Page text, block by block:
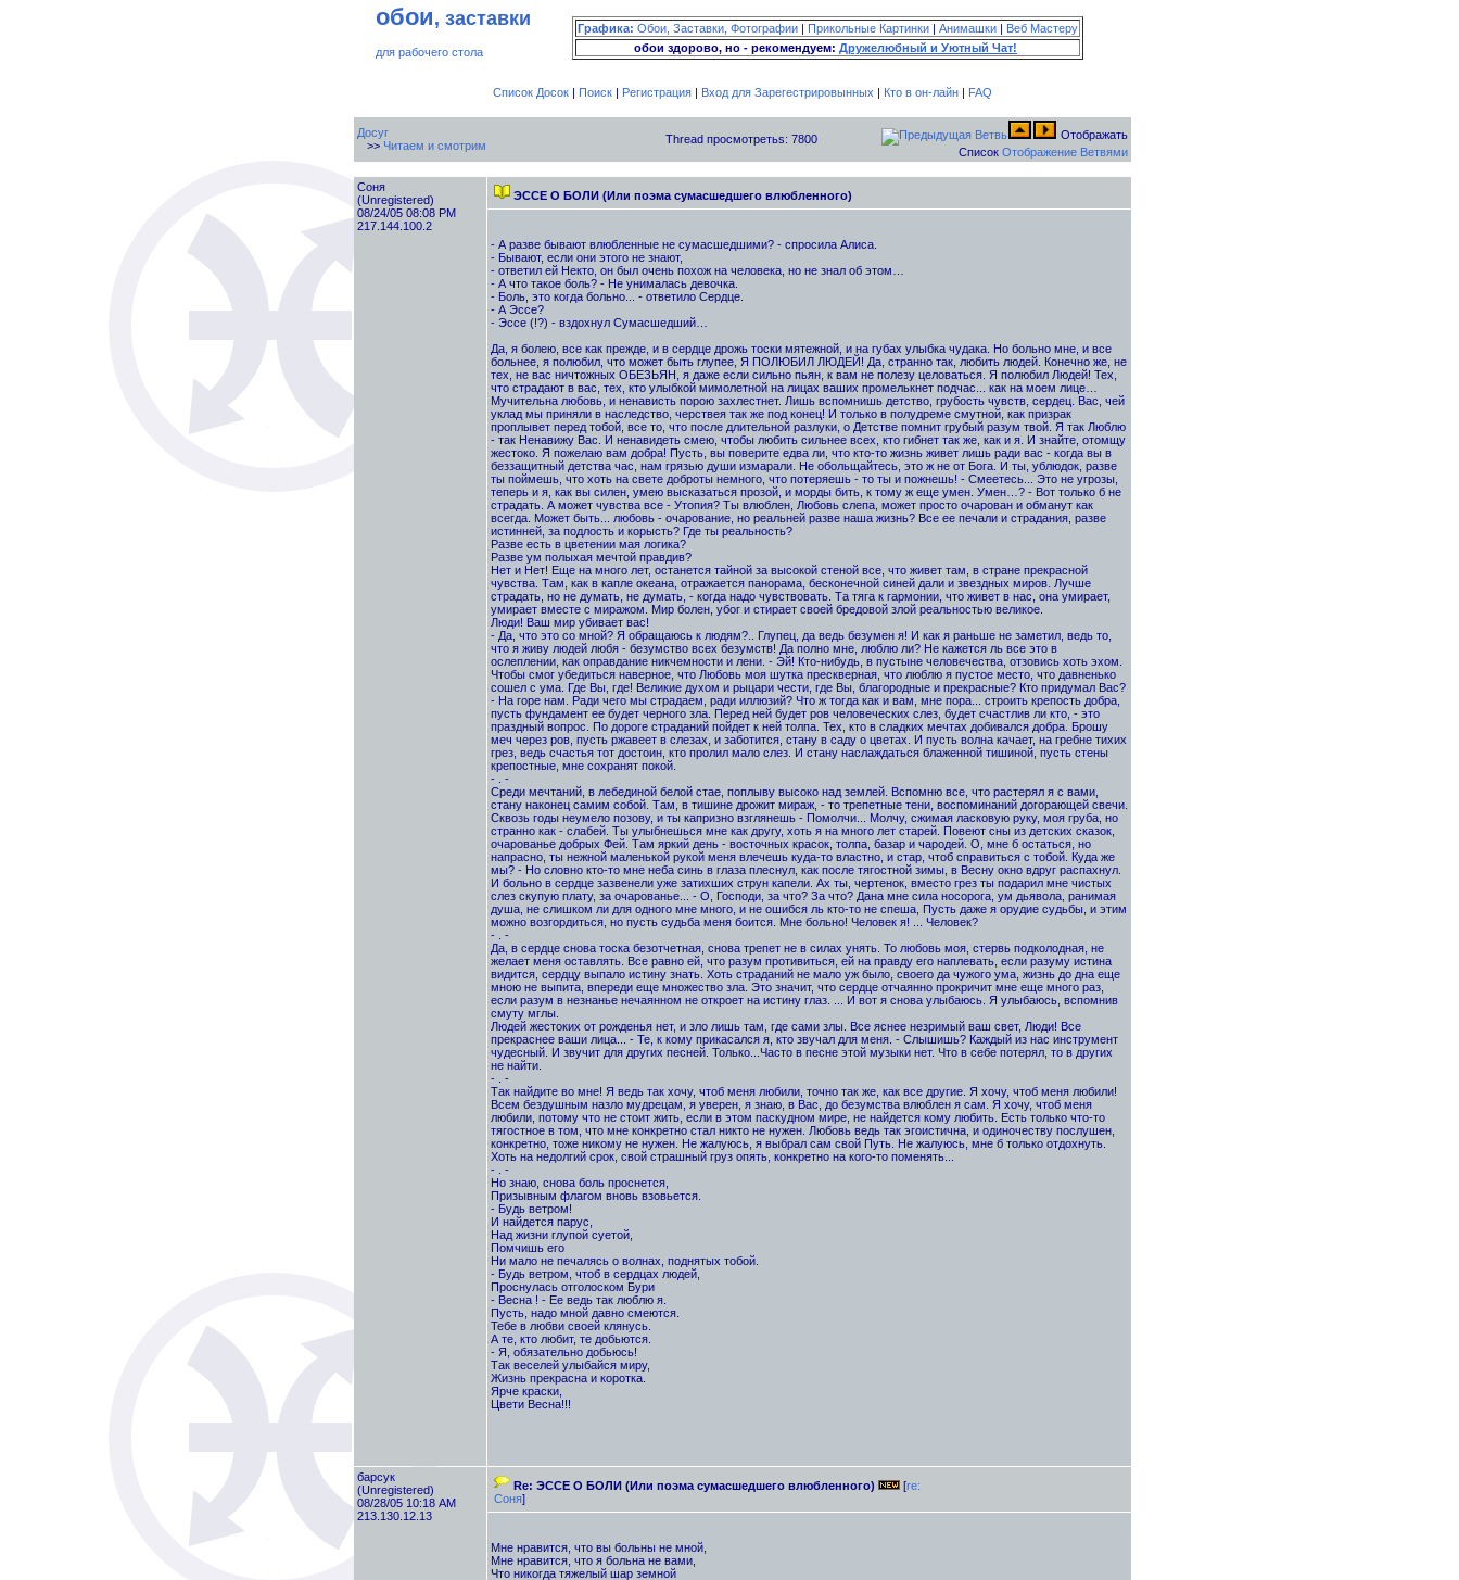
обои, заставки
для рабочего стола
Графика: Обои, Заставки, Фотографии | Прикольные Картинки | Анимашки | Веб Мастеру
обои здорово, но - рекомендуем: Дружелюбный и Уютный Чат!
Список Досок| Поиск| Регистрация| Вход для Зарегестрировынных | Кто в он-лайн| FAQ
Досуг
>> Читаем и смотрим Thread просмотретьs: 7800
Отображать
Список Отображение Ветвями
Cоня
(Unregistered)
08/24/05 08:08 PM
217.144.100.2
ЭССЕ О БОЛИ (Или поэма сумасшедшего влюбленного)
- А разве бывают влюбленные не сумасшедшими? - спросила Алиса.
- Бывают, если они этого не знают,
- ответил ей Некто, он был очень похож на человека, но не знал об этом…
- А что такое боль? - Не унималась девочка.
- Боль, это когда больно... - ответило Сердце.
- А Эссе?
- Эссе (!?) - вздохнул Сумасшедший…
Да, я болею, все как прежде, и в сердце дрожь тоски мятежной, и на губах улыбка чудака. Но больно мне, и все
больнее, я полюбил, что может быть глупее, Я ПОЛЮБИЛ ЛЮДЕЙ! Да, странно так, любить людей. Конечно же, не
тех, не вас ничтожных ОБЕЗЬЯН, я даже если сильно пьян, к вам не полезу целоваться. Я полюбил Людей! Тех,
что страдают в вас, тех, кто улыбкой мимолетной на лицах ваших промелькнет подчас... как на моем лице…
Мучительна любовь, и ненависть порою захлестнет. Лишь вспомнишь детство, грубость чувств, сердец. Вас, чей
уклад мы приняли в наследство, черствея так же под конец! И только в полудреме смутной, как призрак
проплывет перед тобой, все то, что после длительной разлуки, о Детстве помнит грубый разум твой. Я так Люблю
- так Ненавижу Вас. И ненавидеть смею, чтобы любить сильнее всех, кто гибнет так же, как и я. И знайте, отомщу
жестоко. Я пожелаю вам добра! Пусть, вы поверите едва ли, что кто-то жизнь живет лишь ради вас - когда вы в
беззащитный детства час, нам грязью души измарали. Не обольщайтесь, это ж не от Бога. И ты, ублюдок, разве
ты поймешь, что хоть на свете доброты немного, что потеряешь - то ты и пожнешь! - Смеетесь... Это не угрозы,
теперь и я, как вы силен, умею высказаться прозой, и морды бить, к тому ж еще умен. Умен…? - Вот только б не
страдать. А может чувства все - Утопия? Ты влюблен, Любовь слепа, может просто очарован и обманут как
всегда. Может быть... любовь - очарование, но реальней разве наша жизнь? Все ее печали и страдания, разве
истинней, за подлость и корысть? Где ты реальность?
Разве есть в цветении мая логика?
Разве ум полыхая мечтой правдив?
Нет и Нет! Еще на много лет, останется тайной за высокой стеной все, что живет там, в стране прекрасной
чувства. Там, как в капле океана, отражается панорама, бесконечной синей дали и звездных миров. Лучше
страдать, но не думать, не думать, - когда надо чувствовать. Та тяга к гармонии, что живет в нас, она умирает,
умирает вместе с миражом. Мир болен, убог и стирает своей бредовой злой реальностью великое.
Люди! Ваш мир убивает вас!
- Да, что это со мной? Я обращаюсь к людям?.. Глупец, да ведь безумен я! И как я раньше не заметил, ведь то,
что я живу людей любя - безумство всех безумств! Да полно мне, люблю ли? Не кажется ль все это в
ослеплении, как оправдание никчемности и лени. - Эй! Кто-нибудь, в пустыне человечества, отзовись хоть эхом.
Чтобы смог убедиться наверное, что Любовь моя шутка прескверная, что люблю я пустое место, что давненько
сошел с ума. Где Вы, где! Великие духом и рыцари чести, где Вы, благородные и прекрасные? Кто придумал Вас?
- На горе нам. Ради чего мы страдаем, ради иллюзий? Что ж тогда как и вам, мне пора... строить крепость добра,
пусть фундамент ее будет черного зла. Перед ней будет ров человеческих слез, будет счастлив ли кто, - это
праздный вопрос. По дороге страданий пойдет к ней толпа. Тех, кто в сладких мечтах добивался добра. Брошу
меч через ров, пусть ржавеет в слезах, и заботится, стану в саду о цветах. И пусть волна качает, на гребне тихих
грез, ведь счастья тот достоин, кто пролил мало слез. И стану наслаждаться блаженной тишиной, пусть стены
крепостные, мне сохранят покой.
- . -
Среди мечтаний, в лебединой белой стае, поплыву высоко над землей. Вспомню все, что растерял я с вами,
стану наконец самим собой. Там, в тишине дрожит мираж, - то трепетные тени, воспоминаний догорающей свечи.
Сквозь годы неумело позову, и ты капризно взглянешь - Помолчи... Молчу, сжимая ласковую руку, моя груба, но
странно как - слабей. Ты улыбнешься мне как другу, хоть я на много лет старей. Повеют сны из детских сказок,
очарованье добрых Фей. Там яркий день - восточных красок, толпа, базар и чародей. О, мне б остаться, но
напрасно, ты нежной маленькой рукой меня влечешь куда-то властно, и стар, чтоб справиться с тобой. Куда же
мы? - Но словно кто-то мне неба синь в глаза плеснул, как после тягостной зимы, в Весну окно вдруг распахнул.
И больно в сердце зазвенели уже затихших струн капели. Ах ты, чертенок, вместо грез ты подарил мне чистых
слез скупую плату, за очарованье... - О, Господи, за что? За что? Дана мне сила носорога, ум дьявола, ранимая
душа, не слишком ли для одного мне много, и не ошибся ль кто-то не спеша, Пусть даже я орудие судьбы, и этим
можно возгордиться, но пусть судьба меня боится. Мне больно! Человек я! ... Человек?
- . -
Да, в сердце снова тоска безотчетная, снова трепет не в силах унять. То любовь моя, стервь подколодная, не
желает меня оставлять. Все равно ей, что разум противиться, ей на правду его наплевать, если разуму истина
видится, сердцу выпало истину знать. Хоть страданий не мало уж было, своего да чужого ума, жизнь до дна еще
мною не выпита, впереди еще множество зла. Это значит, что сердце отчаянно прокричит мне еще много раз,
если разум в незнанье нечаянном не откроет на истину глаз. ... И вот я снова улыбаюсь. Я улыбаюсь, вспомнив
смуту мглы.
Людей жестоких от рожденья нет, и зло лишь там, где сами злы. Все яснее незримый ваш свет, Люди! Все
прекраснее ваши лица... - Те, к кому прикасался я, кто звучал для меня. - Слышишь? Каждый из нас инструмент
чудесный. И звучит для других песней. Только...Часто в песне этой музыки нет. Что в себе потерял, то в других
не найти.
- . -
Так найдите во мне! Я ведь так хочу, чтоб меня любили, точно так же, как все другие. Я хочу, чтоб меня любили!
Всем бездушным назло мудрецам, я уверен, я знаю, в Вас, до безумства влюблен я сам. Я хочу, чтоб меня
любили, потому что не стоит жить, если в этом паскудном мире, не найдется кому любить. Есть только что-то
тягостное в том, что мне конкретно стал никто не нужен. Любовь ведь так эгоистична, и одиночеству послушен,
конкретно, тоже никому не нужен. Не жалуюсь, я выбрал сам свой Путь. Не жалуюсь, мне б только отдохнуть.
Хоть на недолгий срок, свой страшный груз опять, конкретно на кого-то поменять...
- . -
Но знаю, снова боль проснется,
Призывным флагом вновь взовьется.
- Будь ветром!
И найдется парус,
Над жизни глупой суетой,
Помчишь его
Ни мало не печалясь о волнах, поднятых тобой.
- Будь ветром, чтоб в сердцах людей,
Проснулась отголоском Бури
- Весна ! - Ее ведь так люблю я.
Пусть, надо мной давно смеются.
Тебе в любви своей клянусь.
А те, кто любит, те добьются.
- Я, обязательно добьюсь!
Так веселей улыбайся миру,
Жизнь прекрасна и коротка.
Ярче краски,
Цвети Весна!!!
барсук
(Unregistered)
08/28/05 10:18 AM
213.130.12.13
Re: ЭССЕ О БОЛИ (Или поэма сумасшедшего влюбленного) [re:
Cоня]
Мне нравится, что вы больны не мной,
Мне нравится, что я больна не вами,
Что никогда тяжелый шар земной